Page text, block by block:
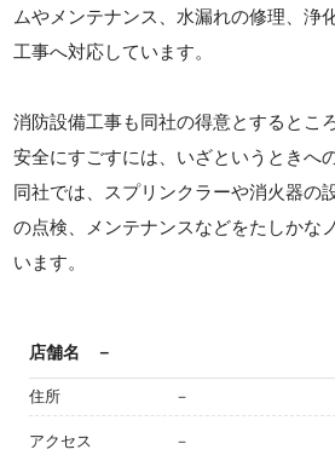
ムやメンテナンス、水漏れの修理、浄
工事へ対応しています。
消防設備工事も同社の得意とするとこ
安全にすごすには、いざというときへ
同社では、スプリンクラーや消火器の
の点検、メンテナンスなどをたしかな
います。
店舗名 －
住所 －
アクセス －